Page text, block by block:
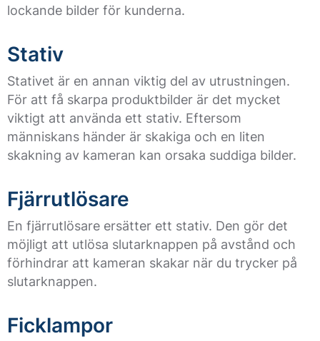
lockande bilder för kunderna.
Stativ
Stativet är en annan viktig del av utrustningen.
För att få skarpa produktbilder är det mycket
viktigt att använda ett stativ. Eftersom
människans händer är skakiga och en liten
skakning av kameran kan orsaka suddiga bilder.
Fjärrutlösare
En fjärrutlösare ersätter ett stativ. Den gör det
möjligt att utlösa slutarknappen på avstånd och
förhindrar att kameran skakar när du trycker på
slutarknappen.
Ficklampor